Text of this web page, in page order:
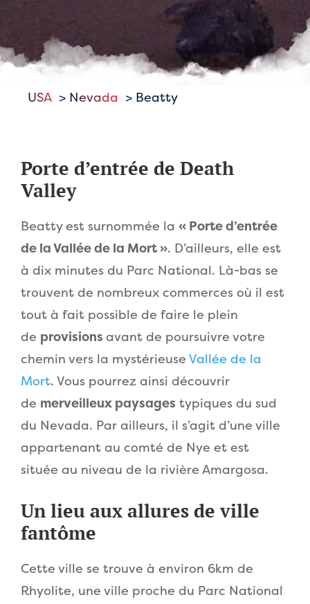
USA Nevada Beatty
Porte d’entrée de Death
Valley
Beatty est surnommée la « Porte d’entrée
de la Vallée de la Mort ». D’ailleurs, elle est
à dix minutes du Parc National. Là-bas se
trouvent de nombreux commerces où il est
tout à fait possible de faire le plein
de provisions avant de poursuivre votre
chemin vers la mystérieuse Vallée de la
Mort. Vous pourrez ainsi découvrir
de merveilleux paysages typiques du sud
du Nevada. Par ailleurs, il s’agit d’une ville
appartenant au comté de Nye et est
située au niveau de la rivière Amargosa.
Un lieu aux allures de ville
fantôme
Cette ville se trouve à environ 6km de
Rhyolite, une ville proche du Parc National